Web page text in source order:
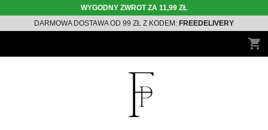
WYGODNY ZWROT ZA 11,99 ZŁ
DARMOWA DOSTAWA OD 99 ZŁ Z KODEM: FREEDELIVERY
shopping_cart